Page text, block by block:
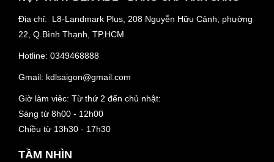
Địa chỉ: L8-Landmark Plus, 208 Nguyễn Hữu Cảnh, phường
22, Q.Bình Thạnh, TP.HCM
Hotline: 0349468888
Gmail: kdlsaigon@gmail.com
Giờ làm viêc: Từ thứ 2 đến chủ nhật:
Sáng từ 8h00 - 12h00
Chiều từ 13h30 - 17h30
TẦM NHÌN